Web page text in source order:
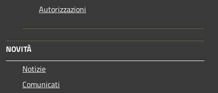
Autorizzazioni
NOVITÀ
Notizie
Comunicati